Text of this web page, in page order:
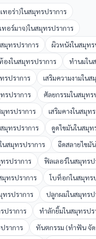
ทอร่า)ในสมุทรปราการ
ทอร์มาจ)ในสมุทรปราการ
สมุทรปราการ ผิวหนังในสมุทร
องในสมุทรปราการ ทำนมใน
รปราการ เสริมความงามในส
รปราการ ศัลยกรรมในสมุทร
ทรปราการ เสริมคางในสมุท
สมุทรปราการ ดูดไขมันในสมุท
ในสมุทรปราการ ฉีดสลายไขมัน
รปราการ ฟิลเลอร์ในสมุทรป
มุทรปราการ โบท็อกในสมุทร
ทรปราการ ปลูกผมในสมุทรป
ปราการ ทำลักยิ้มในสมุทรปร
ราการ ทันตกรรม (ทำฟัน จั